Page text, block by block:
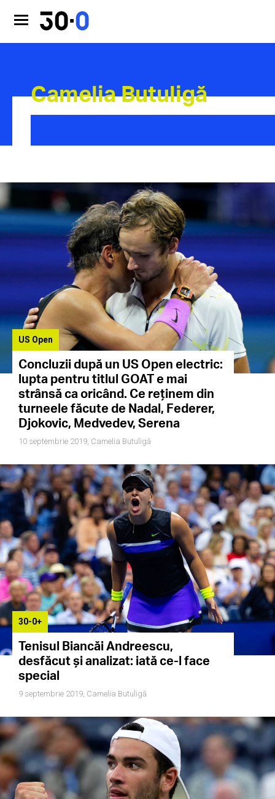
Camelia Butuligă
US Open
Concluzii după un US Open electric:
lupta pentru titlul GOAT e mai
strânsă ca oricând. Ce reținem din
turneele făcute de Nadal, Federer,
Djokovic, Medvedev, Serena
10 septembrie 2019, Camelia Butuligă
30-0+
Tenisul Biancăi Andreescu,
desfăcut și analizat: iată ce-l face
special
9 septembrie 2019, Camelia Butuligă